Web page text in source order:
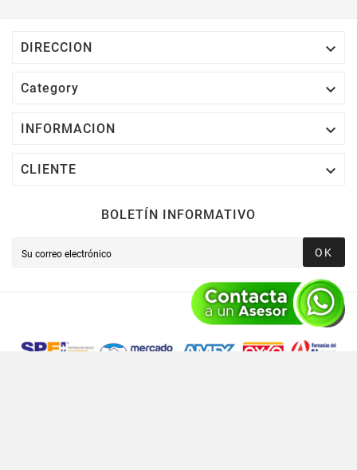
DIRECCION 
Category 
INFORMACION 
CLIENTE 
BOLETÍN INFORMATIVO
OK